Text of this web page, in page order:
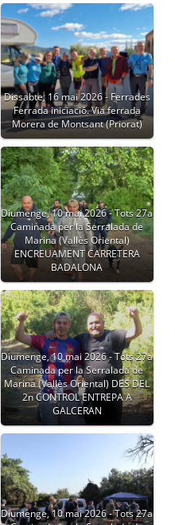
Dissabte, 16 mai 2026 - Ferrades
Ferrada iniciació. Via ferrada
Morera de Montsant (Priorat)
Diumenge, 10 mai 2026 - Tots 27a
Caminada per la Serralada de
Marina (Vallès Oriental)
ENCREUAMENT CARRETERA
BADALONA
Diumenge, 10 mai 2026 - Tots 27a
Caminada per la Serralada de
Marina (Vallès Oriental) DES DEL
2n CONTROL ENTREPA A
GALCERAN
Diumenge, 10 mai 2026 - Tots 27a